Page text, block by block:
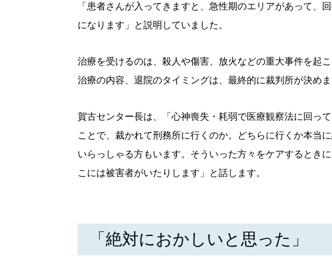
「患者さんが入ってきますと、急性期のエリアがあって、
になります」と説明していました。
治療を受けるのは、殺人や傷害、放火などの重大事件を起こ
治療の内容、退院のタイミングは、最終的に裁判所が決めま
賀古センター長は、「心神喪失・耗弱で医療観察法に回っ
ことで、裁かれて刑務所に行くのか。どちらに行くか本当
いらっしゃる方もいます。そういった方々をケアするとき
こには被害者がいたりします」と話します。
「絶対におかしいと思った」